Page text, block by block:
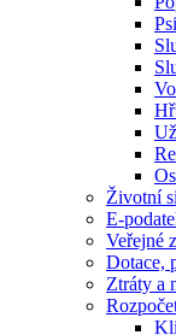
Psi
Životní
E-
Veřejné
Dotace,
Ztráty a